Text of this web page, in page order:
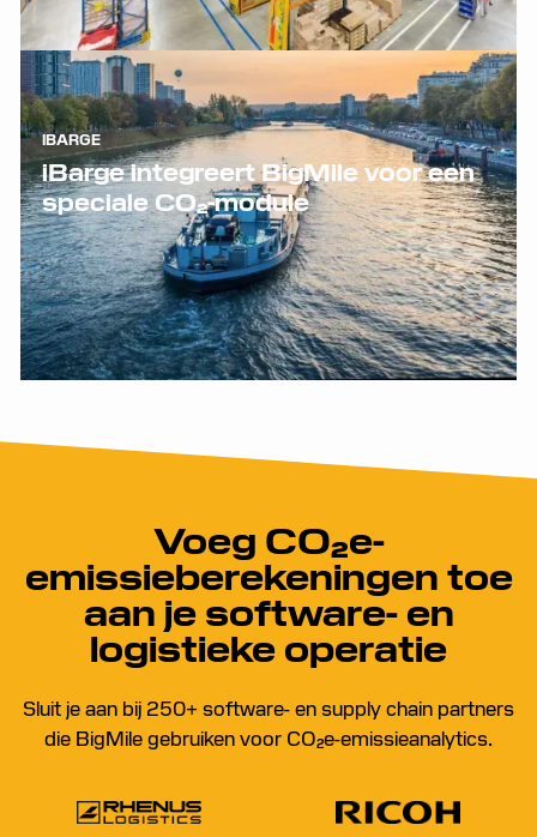
IBARGE
iBarge integreert BigMile voor een
speciale CO₂-module
Bekijk alle case studies
Voeg CO₂e-
emissieberekeningen toe
aan je software- en
logistieke operatie
Sluit je aan bij 250+ software- en supply chain partners
die BigMile gebruiken voor CO₂e-emissieanalytics.